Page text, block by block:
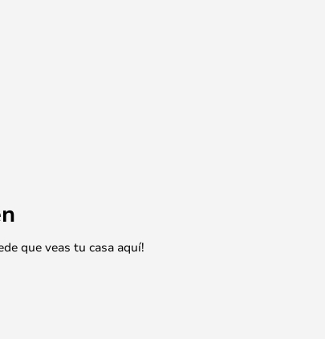
que veas tu casa aquí!